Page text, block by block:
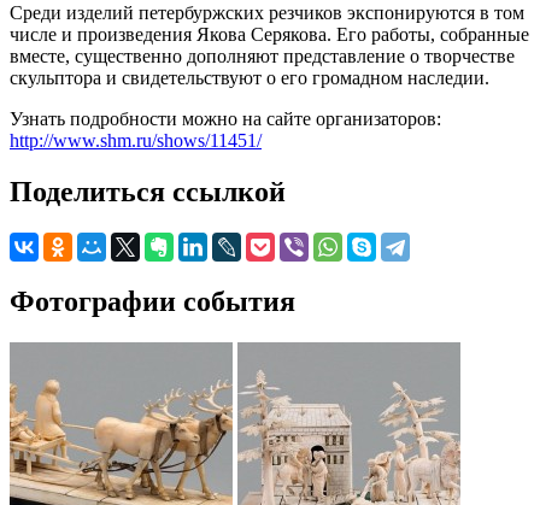
Среди изделий петербуржских резчиков экспонируются в том
числе и произведения Якова Серякова. Его работы, собранные
вместе, существенно дополняют представление о творчестве
скульптора и свидетельствуют о его громадном наследии.
Узнать подробности можно на сайте организаторов:
http://www.shm.ru/shows/11451/
Поделиться ссылкой
Фотографии события